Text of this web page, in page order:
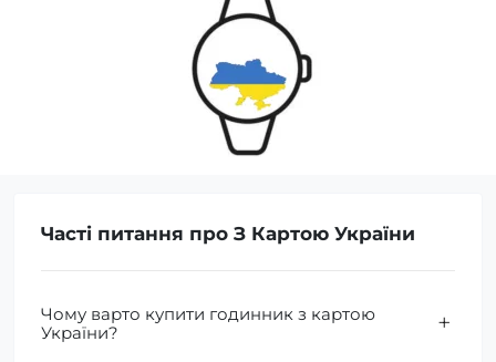
Часті питання про З Картою України
Чому варто купити годинник з картою
України?